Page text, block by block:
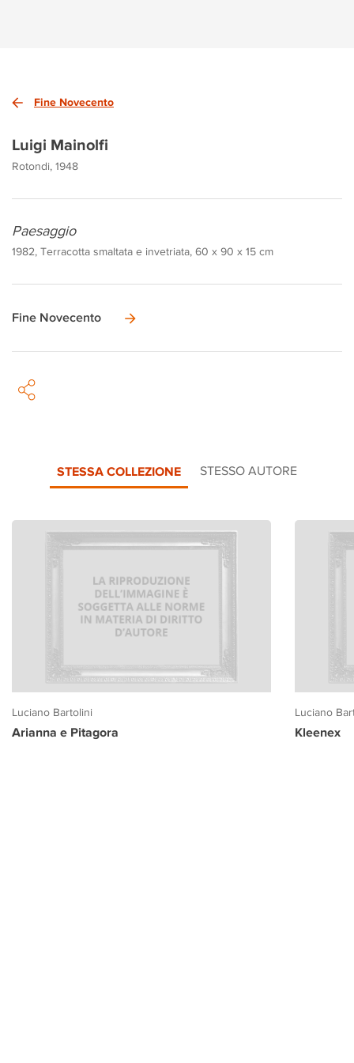
Fine Novecento
Luigi Mainolfi
Rotondi, 1948
Paesaggio
1982, Terracotta smaltata e invetriata, 60 x 90 x 15 cm
Fine Novecento
STESSA COLLEZIONE STESSO AUTORE
Luciano Bartolini
Arianna e Pitagora
Luciano
Kleenex